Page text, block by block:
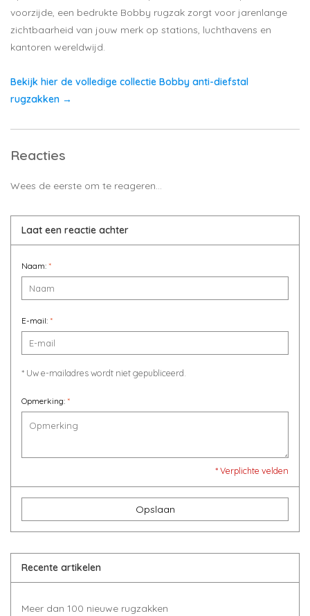
voorzijde, een bedrukte Bobby rugzak zorgt voor jarenlange
zichtbaarheid van jouw merk op stations, luchthavens en
kantoren wereldwijd.
Bekijk hier de volledige collectie Bobby anti-diefstal
rugzakken →
Reacties
Wees de eerste om te reageren...
Laat een reactie achter
Naam: *
E-mail: *
* Uw e-mailadres wordt niet gepubliceerd.
Opmerking: *
* Verplichte velden
Opslaan
Recente artikelen
Meer dan 100 nieuwe rugzakken